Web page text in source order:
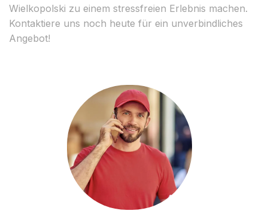
Wielkopolski zu einem stressfreien Erlebnis machen.
Kontaktiere uns noch heute für ein unverbindliches
Angebot!